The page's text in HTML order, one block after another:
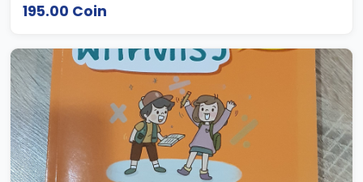
195.00 Coin